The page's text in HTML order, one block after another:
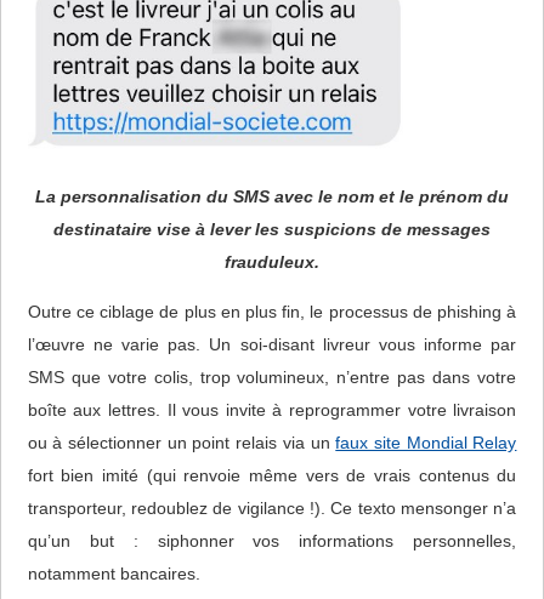
La personnalisation du SMS avec le nom et le prénom du
destinataire vise à lever les suspicions de messages
frauduleux.
Outre ce ciblage de plus en plus fin, le processus de phishing à
l’œuvre ne varie pas. Un soi-disant livreur vous informe par
SMS que votre colis, trop volumineux, n’entre pas dans votre
boîte aux lettres. Il vous invite à reprogrammer votre livraison
ou à sélectionner un point relais via unfaux site Mondial Relay
fort bien imité (qui renvoie même vers de vrais contenus du
transporteur, redoublez de vigilance !). Ce texto mensonger n’a
qu’un but : siphonner vos informations personnelles,
notamment bancaires.